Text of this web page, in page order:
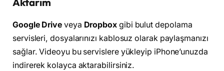
Google Drive veya Dropbox gibi bulut depolama
servisleri, dosyalarınızı kablosuz olarak paylaşmanızı
sağlar. Videoyu bu servislere yükleyip iPhone’unuzda
indirerek kolayca aktarabilirsiniz.